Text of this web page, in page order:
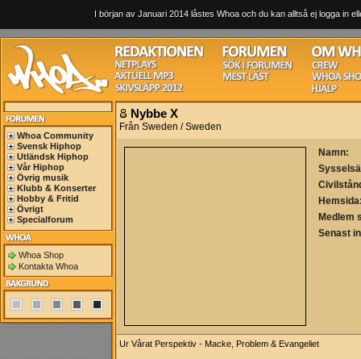
I början av Januari 2014 låstes Whoa och du kan alltså ej logga in
Whoa Community
Svensk Hiphop
Utländsk Hiphop
Vår Hiphop
Övrig musik
Klubb & Konserter
Hobby & Fritid
Övrigt
Specialforum
Whoa Shop
Kontakta Whoa
Nybbe X
Från Sweden / Sweden
Namn:
Medlem
Senast
Ur Vårat Perspektiv - Macke, Problem & Evangeliet